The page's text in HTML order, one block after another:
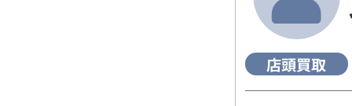
店頭買取